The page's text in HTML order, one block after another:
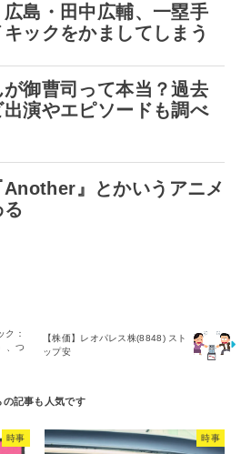
広島・田中広輔、一塁手
ックをかましてしまう
が御曹司って本当？過去
演やエピソードも調べ
Another』とかいうアニメ
ク：
、つ
【株価】レオパレス株(8848) スト
ップ安
時事 時事